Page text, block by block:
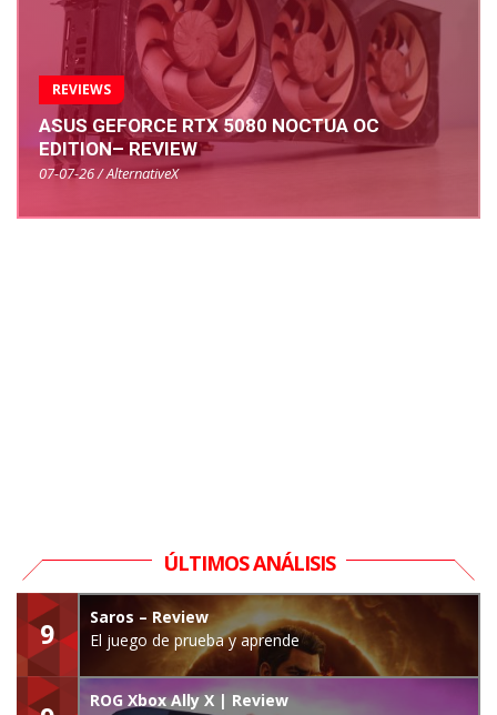
REVIEWS
ASUS GEFORCE RTX 5080 NOCTUA OC
EDITION– REVIEW
07-07-26 / AlternativeX
ÚLTIMOS ANÁLISIS
9
Saros – Review
El juego de prueba y aprende
ROG Xbox Ally X | Review